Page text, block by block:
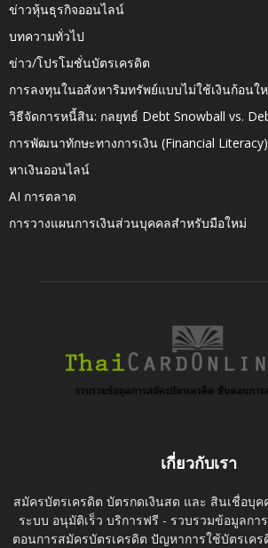
ข่าวหุ้นธุรกิจออนไลน์
บทความทั่วไป
ข่าว/โปรโมชั่นบัตรเครดิต
การลงทุนในอสังหาริมทรัพย์แบบไม่ใช้เงินก้อนใ
วิธีจัดการหนี้สิน: กลยุทธ์ Debt Snowball vs.
การพัฒนาทักษะทางการเงิน (Financial Literacy)
หาเงินออนไลน์
AI การตลาด
การวางแผนการเงินส่วนบุคคลสำหรับมือใหม่
เกี่ยวกับเรา
สมัครบัตรเครดิต บัตรกดเงินสด และ สินเชื่อบุ
ระบบ อนุมัติเร็ว บริการฟรี - รวบรวมข้อมูลก
ตอนการสมัครบัตรเครดิต ปัญหาการใช้บัตรเค